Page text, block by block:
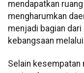
mendapatkan
mengharumkan
menjadi bagian
kebangsaan
Selain kesempatan